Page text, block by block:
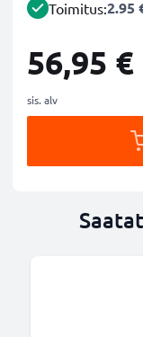
Toimitus:2.95
56,95 €
sis. alv